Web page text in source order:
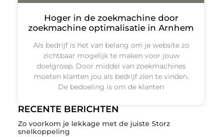
RECENTE BERICHTEN
Zo voorkom je lekkage met de juiste Storz
snelkoppeling
Hoger in de zoekmachine door
zoekmachine optimalisatie in Arnhem
Als bedrijf is het van belang om je website zo
zichtbaar mogelijk te maken voor jouw
doelgroep. Door middel van zoekmachines
moeten klanten jou als bedrijf zien te vinden.
De bedoeling is om de klanten